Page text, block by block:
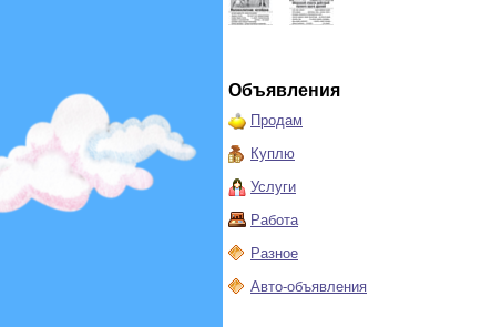
Объявления
Продам
Куплю
Услуги
Работа
Разное
Авто-объявления